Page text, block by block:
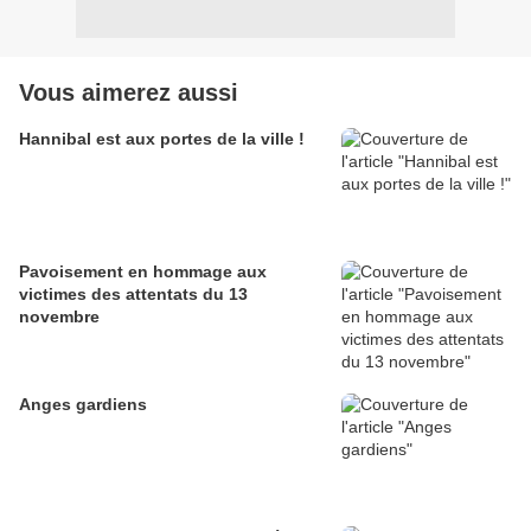
Vous aimerez aussi
Hannibal est aux portes de la ville !
Pavoisement en hommage aux
victimes des attentats du 13
novembre
Anges gardiens